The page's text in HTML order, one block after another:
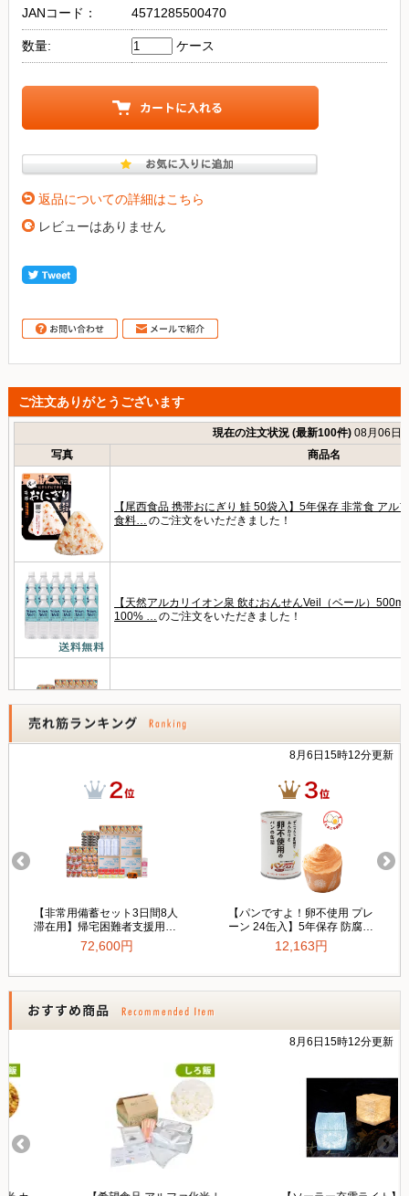
JANコード： 4571285500470
数量: ケース
返品についての詳細はこちら
レビューはありません
ご注文ありがとうございます